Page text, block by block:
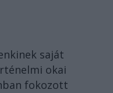
saját
okai
fokozott